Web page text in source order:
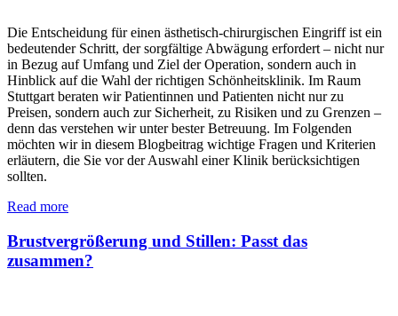
Die Entscheidung für einen ästhetisch-chirurgischen Eingriff ist ein
bedeutender Schritt, der sorgfältige Abwägung erfordert – nicht nur
in Bezug auf Umfang und Ziel der Operation, sondern auch in
Hinblick auf die Wahl der richtigen Schönheitsklinik. Im Raum
Stuttgart beraten wir Patientinnen und Patienten nicht nur zu
Preisen, sondern auch zur Sicherheit, zu Risiken und zu Grenzen –
denn das verstehen wir unter bester Betreuung. Im Folgenden
möchten wir in diesem Blogbeitrag wichtige Fragen und Kriterien
erläutern, die Sie vor der Auswahl einer Klinik berücksichtigen
sollten.
Read more
Brustvergrößerung und Stillen: Passt das
zusammen?